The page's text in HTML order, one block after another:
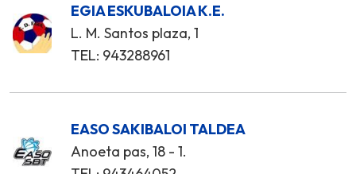
EGIA ESKUBALOIA K.E.
L. M. Santos plaza, 1
TEL: 943288961
EASO SAKIBALOI TALDEA
Anoeta pas, 18 - 1.